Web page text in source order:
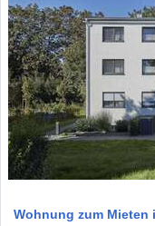
Wohnung zum Mieten